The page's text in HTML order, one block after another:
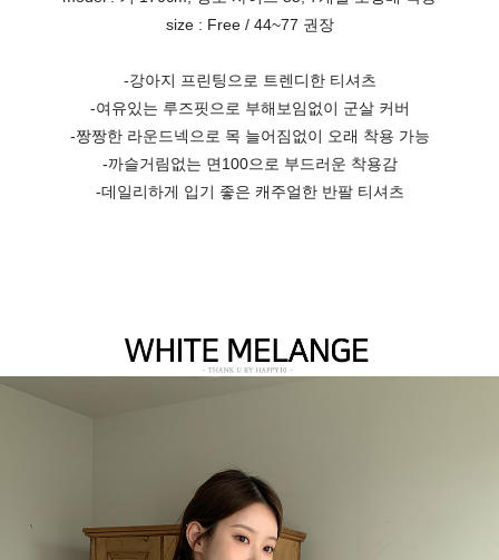
size : Free / 44~77 권장
-강아지 프린팅으로 트렌디한 티셔츠
-여유있는 루즈핏으로 부해보임없이 군살 커버
-짱짱한 라운드넥으로 목 늘어짐없이 오래 착용 가능
-까슬거림없는 면100으로 부드러운 착용감
-데일리하게 입기 좋은 캐주얼한 반팔 티셔츠